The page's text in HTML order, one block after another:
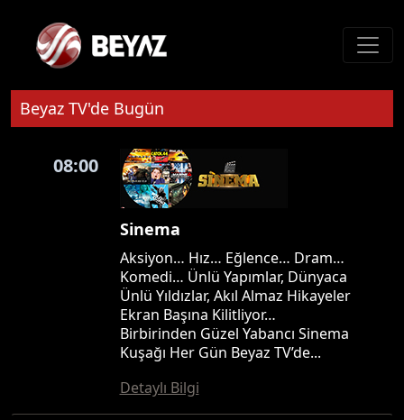
Beyaz TV'de Bugün
08:00
Sinema
Aksiyon… Hız… Eğlence… Dram…
Komedi… Ünlü Yapımlar, Dünyaca
Ünlü Yıldızlar, Akıl Almaz Hikayeler
Ekran Başına Kilitliyor…
Birbirinden Güzel Yabancı Sinema
Kuşağı Her Gün Beyaz TV’de...
Detaylı Bilgi